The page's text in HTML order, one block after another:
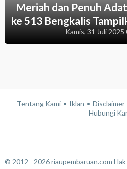
Meriah dan Penuh
ke 513 Bengkalis
Kamis, 31 Juli
Tentang Kami Iklan Disclaimer
Hubungi
© 2012 - 2026 riaupembaruan.com